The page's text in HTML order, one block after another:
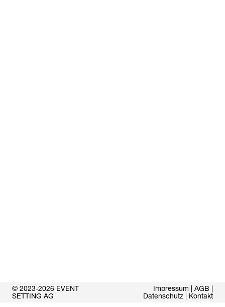
© 2023-2026 EVENT
SETTING AG
Impressum AGB
Datenschutz
Kontakt